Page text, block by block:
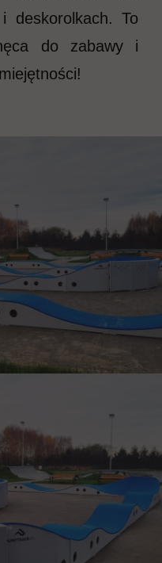
deskorolkach. To
do zabawy i